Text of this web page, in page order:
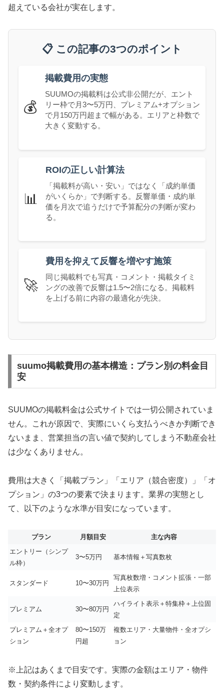
超えている会社が実在します。
📋 この記事の3つのポイント
💰
掲載費用の実態
SUUMOの掲載料は公式非公開だが、エント
リー枠で月3〜5万円、プレミアム+オプション
で月150万円超まで幅がある。エリアと枠数で
大きく変動する。
📊
ROIの正しい計算法
「掲載料が高い・安い」ではなく「成約単価
がいくらか」で判断する。反響単価・成約単
価を月次で追うだけで予算配分の判断が変わ
る。
🚀
費用を抑えて反響を増やす施策
同じ掲載料でも写真・コメント・掲載タイミ
ングの改善で反響は1.5〜2倍になる。掲載料
を上げる前に内容の最適化が先決。
suumo掲載費用の基本構造：プラン別の料金目
安
SUUMOの掲載料金は公式サイトでは一切公開されていま
せん。これが原因で、実際にいくら支払うべきか判断でき
ないまま、営業担当の言い値で契約してしまう不動産会社
は少なくありません。
費用は大きく「掲載プラン」「エリア（競合密度）」「オ
プション」の3つの要素で決まります。業界の実態とし
て、以下のような水準が目安になっています。
プラン 月額目安
主な内容
エントリー（シンプ
ル枠）
3〜5万円 基本情報＋写真数枚
スタンダード 10〜30万円
写真枚数増・コメント拡張・一部
上位表示
プレミアム 30〜80万円
ハイライト表示＋特集枠＋上位固
定
プレミアム＋全オプ
ション
80〜150万
円超
複数エリア・大量物件・全オプシ
ョン
※上記はあくまで目安です。実際の金額はエリア・物件
数・契約条件により変動します。